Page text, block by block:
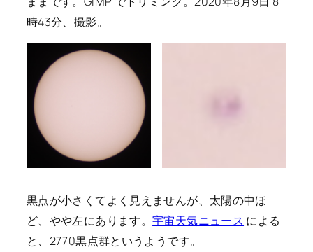
時43分、撮影。
黒点が小さくてよく見えませんが、太陽の中ほ
ど、やや左にあります。宇宙天気ニュース による
と、2770黒点群というようです。